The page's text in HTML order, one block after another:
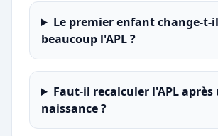
Le premier enfant change-t-il
beaucoup l'APL ?
Faut-il recalculer l'APL après
naissance ?